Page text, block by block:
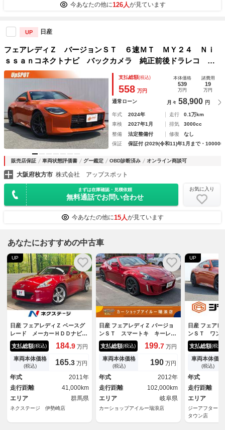
今あなたの他に126人が見ています
UP 日産
フェアレディＺ バージョンＳＴ ６速ＭＴ ＭＹ２４ Ｎｉ
ｓｓａｎコネクトナビ バックカメラ 純正前後ドラレコ Ａ
ＣＣ ＢＳＭ レイズ製１９インチＡＷ ハーフレザーシー
ト シートヒーター パワーシート ＢＯＳＥサウンドシステ
ム ＥＴＣ
支払総額(税込)
558 万円
本体価格
539
万円
諸費用
19
万円
通常ローン 月々 58,900 円
年式 2024年 走行
0.1万km
車検
2027年1月 排気
3000cc
整備
法定整備付 修復
なし
保証
保証付 (2029(令和11)年1月まで・
販売店保証 車両状態評価書 グー鑑定 OBD診断済み オンライン商談可
大阪府枚方市 株式会社 アップスポット
まずは在庫確認・見積依頼
無料通話でお問い合わせ
お気に入り
今あなたの他に15人が見ています
あなたにおすすめの中古車
UP
日産 フェアレディＺ ベースグ
レード メーカーＨＤＤナビ
バックカメラ ＤＶＤ／ＣＤ／
地デジ 禁煙車 ＨＩＤヘッド
ライト 純正１８インチアルミ
ホイール ファブリックシー
ト オートエアコン 革巻きス
テアリングホイール ＥＴＣ
支払総額(税込) 184.9 万円
車両本体価格
(税込) 165.3 万円
年式
2011年
走行距離
41,000km
エリア
群馬県
ネクステージ 伊勢崎店
日産 フェアレディＺ バージョ
ンＳＴ スマートキ キーレ
ス 助手席エアバッグ ヒータ
ー ＥＴＣ エアコン エアバ
ック イモビライザー パワー
ウィンドウ
支払総額(税込) 199.7 万円
車両本体価格
(税込) 190 万円
年式
2012年
走行距離
102,000km
エリア
岐阜県
カーショップアイルー瑞浪店
UP
日産 フェアレ
ンＳＴ ワン
Ｅサウンド
ンチナビ フ
パイロット
ート シート
ーター ブラ
ニター クリ
ＥＴＣ
支払総額(税込)
車両本体価格
(税込)
年式
走行距離
エリア
ジーアフターＭ
タウン店